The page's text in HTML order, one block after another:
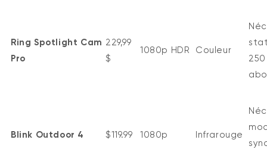
Ring Spotlight Cam
Pro
229,99
$
1080p HDR Couleur
Blink Outdoor 4 $119.99 1080p Infrarouge